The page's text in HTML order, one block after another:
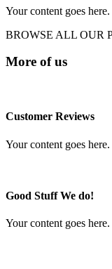
Your content goes
BROWSE ALL OUR
More of us
Customer Reviews
Your content goes
Good Stuff We do!
Your content goes